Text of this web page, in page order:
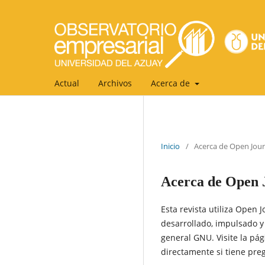
Actual Archivos Acerca de
Inicio / Acerca de Open
Acerca de Open
Esta revista utiliza Open
desarrollado, impulsado
general GNU. Visite la
directamente si tiene